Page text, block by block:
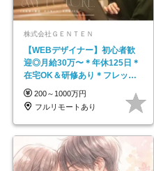
株式会社ＧＥＮＴＥＮ
【WEBデザイナー】初⼼者歓
迎◎⽉給30万〜＊年休125⽇＊
在宅OK＆研修あり＊フレック
ス
200～1000万円
フルリモートあり